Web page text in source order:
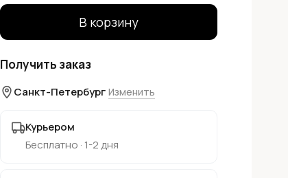
В корзину
Получить заказ
Санкт-Петербург Изменить
Курьером
Бесплатно · 1-2 дня